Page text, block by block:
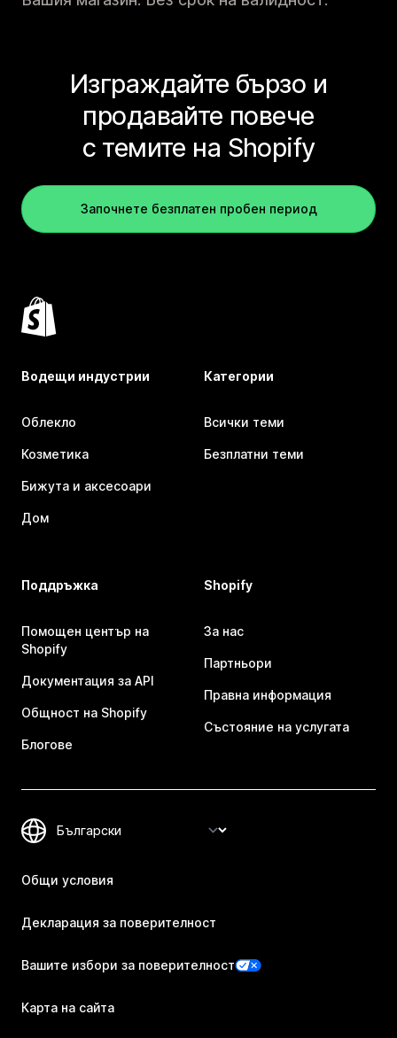
Изграждайте бързо и
продавайте повече
с темите на Shopify
Започнете безплатен пробен период
Водещи индустрии
Облекло
Козметика
Бижута и аксесоари
Дом
Категории
Всички теми
Безплатни теми
Поддръжка
Помощен център на
Shopify
Документация за API
Общност на Shopify
Блогове
Shopify
За нас
Партньори
Правна информация
Състояние на услугата
Общи условия
Декларация за поверителност
Вашите избори за поверителност
Карта на сайта